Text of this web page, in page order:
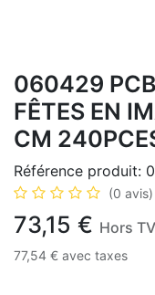
060429 PCB
FÊTES EN
CM
Référence produit:
(0 avis)
73,15 € Hors
77,54 € avec taxes